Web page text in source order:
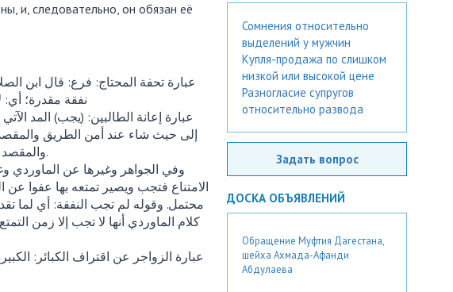
и, следовательно, он обязан еë
عبارة تحفة المحتاج: فرع: قال ابن
نفقة مقدرة؛ أي:
عبارة إعانة الطالبين: (يجب) المد
إلى حيث شاء عند أمن الطريق
والمقصد آمنا، وإلا فلا يشترط فلو امتنعت من ذلك حينئذ فليست بناشزة وعليه نفقتها.
الامتناع فتجب ويصير تمتعه بها عفوا
محتمل. وقوله لم تجب النفقة: أي لما
كلام الماوردي أنها لا تجب إلا زمن
عبارة الزواجر عن اقتراف الكبائر:
Сомнения относительно
выделений у мужчин
Купля-продажа по слишком
низкой или высокой цене
Разногласие супругов
относительно развода
Задать вопрос
ДОСКА ОБЪЯВЛЕНИЙ
Обращение Муфтия Дагестана,
шейха Ахмада-Афанди
Абдулаева